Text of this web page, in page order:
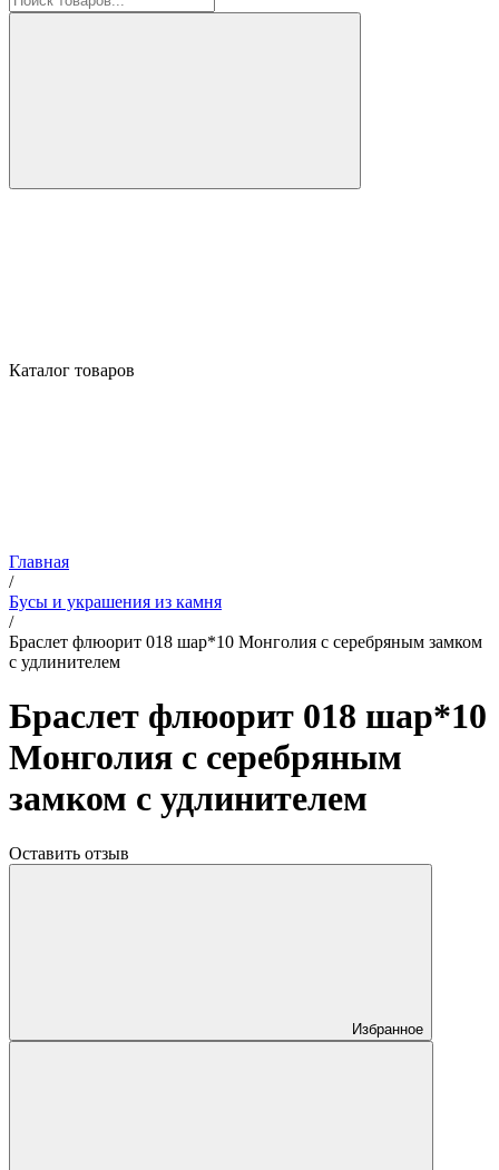
Каталог товаров
Главная
/
Бусы и украшения из камня
/
Браслет флюорит 018 шар*10 Монголия с серебряным замком
с удлинителем
Браслет флюорит 018 шар*10
Монголия с серебряным
замком с удлинителем
Оставить отзыв
Избранное